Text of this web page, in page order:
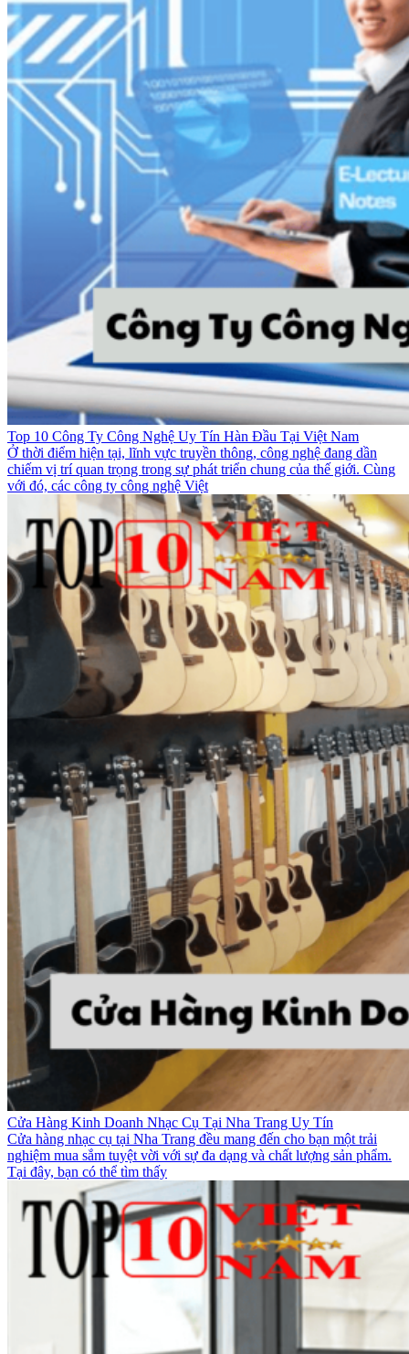
Top 10 Công Ty Công Nghệ Uy Tín Hàn Đầu Tại Việt Nam
Ở thời điểm hiện tại, lĩnh vực truyền thông, công nghệ đang dần
chiếm vị trí quan trọng trong sự phát triển chung của thế giới. Cùng
với đó, các công ty công nghệ Việt
Cửa Hàng Kinh Doanh Nhạc Cụ Tại Nha Trang Uy Tín
Cửa hàng nhạc cụ tại Nha Trang đều mang đến cho bạn một trải
nghiệm mua sắm tuyệt vời với sự đa dạng và chất lượng sản phẩm.
Tại đây, bạn có thể tìm thấy